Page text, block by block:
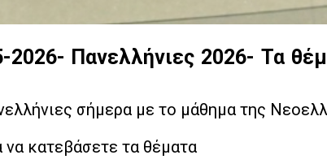
2026- Πανελλήνιες 2026- Τα
σήμερα με το μάθημα της
να κατεβάσετε τα θέματα